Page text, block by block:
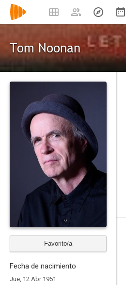
Tom Noonan
Favorito/a
Fecha de nacimiento
Jue, 12 Abr 1951